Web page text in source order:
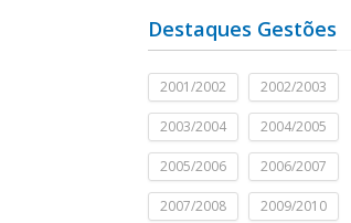
Destaques Gestões
2001/2002 2002/2003
2003/2004 2004/2005
2005/2006 2006/2007
2007/2008 2009/2010